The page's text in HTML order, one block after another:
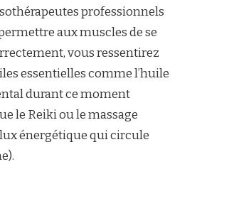
professionnels
aux muscles de se
vous ressentirez
essentielles comme l’huile
durant ce moment
le Reiki ou le massage
énergétique qui circule